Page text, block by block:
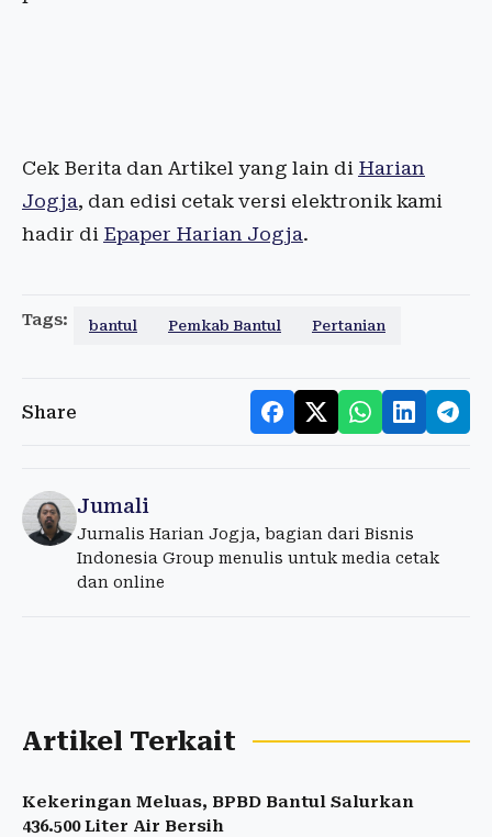
Cek Berita dan Artikel yang lain di Harian
Jogja, dan edisi cetak versi elektronik kami
hadir di Epaper Harian Jogja.
Tags: bantul Pemkab Bantul Pertanian
Share
Jumali
Jurnalis Harian Jogja, bagian dari Bisnis
Indonesia Group menulis untuk media cetak
dan online
Artikel Terkait
Kekeringan Meluas, BPBD Bantul Salurkan
436.500 Liter Air Bersih